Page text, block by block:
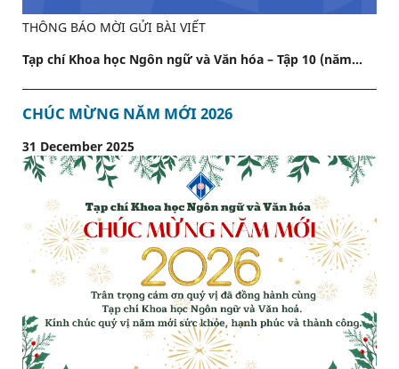
THÔNG BÁO MỜI GỬI BÀI VIẾT
Tạp chí Khoa học Ngôn ngữ và Văn hóa – Tập 10 (năm...
CHÚC MỪNG NĂM MỚI 2026
31 December 2025